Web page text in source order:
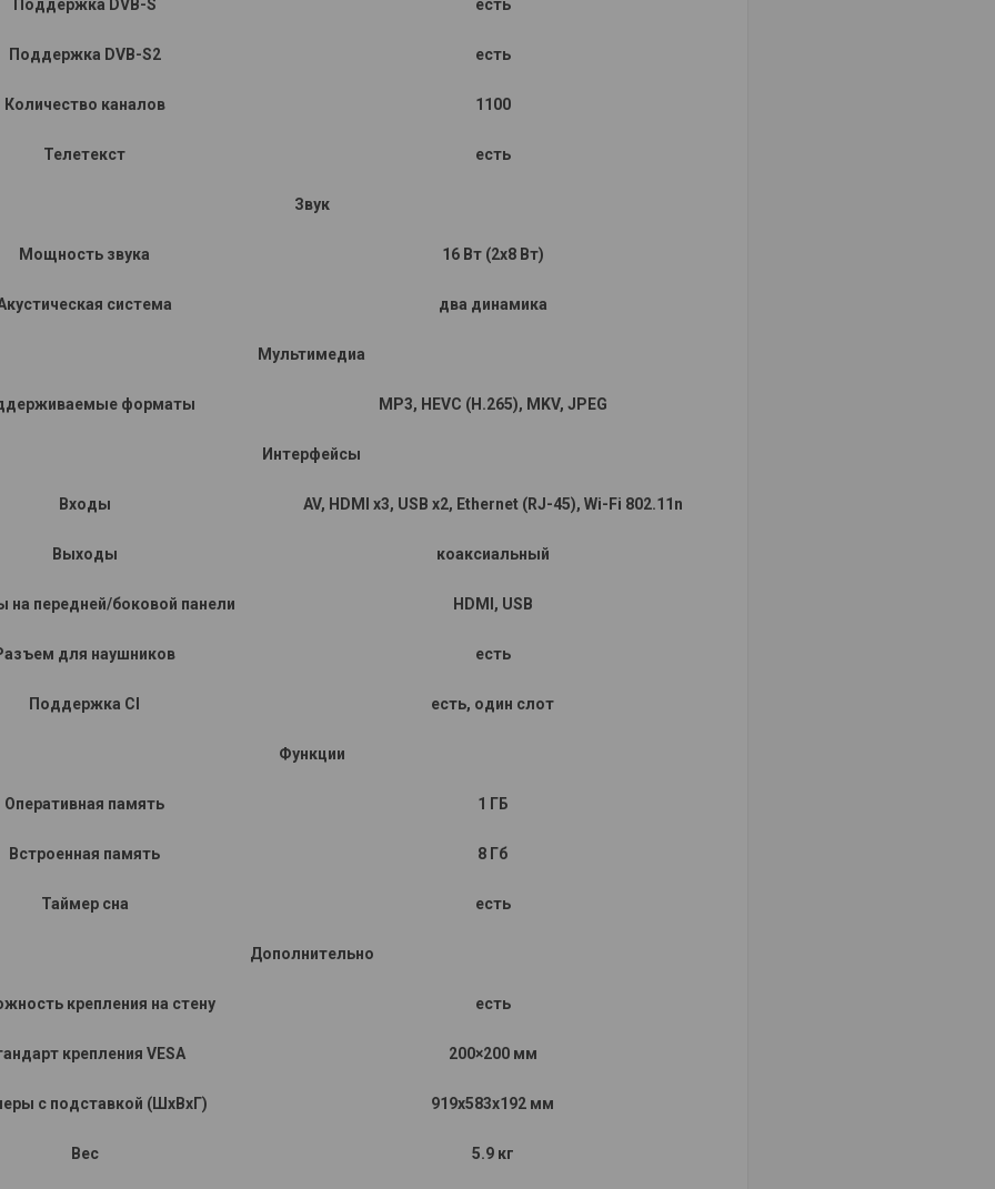
Поддержка DVB-S есть
Поддержка DVB-S2 есть
Количество каналов 1100
Телетекст есть
Звук
Мощность звука 16 Вт (2х8 Вт)
система два динамика
Мультимедиа
форматы MP3, HEVC (H.265), MKV, JPEG
Интерфейсы
Входы AV, HDMI x3, USB x2, Ethernet (RJ-45), Wi-Fi 802.11n
Выходы коаксиальный
на передней/боковой панели HDMI, USB
для наушников есть
Поддержка CI есть, один слот
Функции
Оперативная память 1 ГБ
Встроенная память 8 Гб
Таймер сна есть
Дополнительно
крепления на стену есть
крепления VESA 200×200 мм
с подставкой (ШxВxГ) 919x583x192 мм
Вес 5.9 кг